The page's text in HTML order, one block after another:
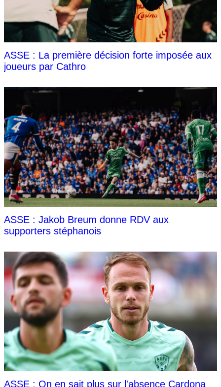
ASSE : La première décision forte imposée aux
joueurs par Cathro
ASSE : Jakob Breum donne RDV aux
supporters stéphanois
ASSE : On en sait plus sur l'absence Cardona